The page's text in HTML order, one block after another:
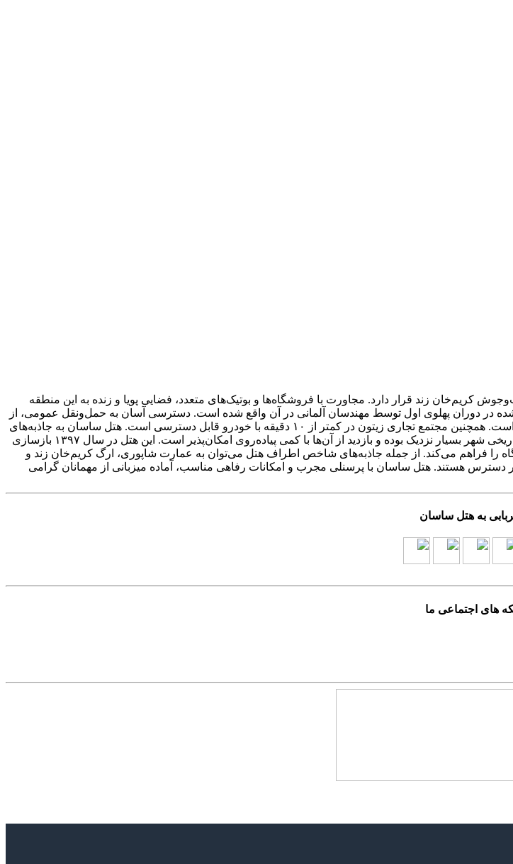
کریم‌خان زند قرار دارد. مجاورت با فروشگاه‌ها و بوتیک‌های متعدد، فضایی پویا و زنده به این منطقه
در دوران پهلوی اول توسط مهندسان آلمانی در آن واقع شده است. دسترسی آسان به حمل‌ونقل عمومی، از
جمله ایستگاه مترو و اتوبوس زندیه که تنها سه دقیقه پیاده فاصله دارد، از مزایای اقامت در هتل است. همچنین مجتمع تجاری زیتون در کمتر از ۱۰ دقیقه با خودرو قابل دسترسی است. هتل ساسان به جاذبه‌های
تاریخی و فرهنگی مانند بازار وکیل، مسجد نصیرالملک، نارنجستان قوام، حرم شاهچراغ و بافت تاریخی شهر بسیار نزدیک بوده و بازدید از آن‌ها با کمی پیاده‌روی امکان‌پذیر است. این هتل در سال ۱۳۹۷ بازسازی
را فراهم می‌کند. از جمله جاذبه‌های شاخص اطراف هتل می‌توان به عمارت شاپوری، ارگ کریم‌خان زند و
هستند. هتل ساسان با پرسنلی مجرب و امکانات رفاهی مناسب، آماده میزبانی از مهمانان گرامی
به هتل ساسان
های اجتماعی ما